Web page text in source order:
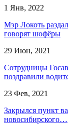
1 Янв, 2022
Мэр Локоть
говорят шофёры
29 Июн, 2021
Сотрудницы
поздравили
23 Фев, 2021
Закрылся пункт
новосибирского…